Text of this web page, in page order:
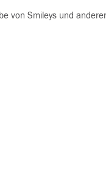
von Smileys und